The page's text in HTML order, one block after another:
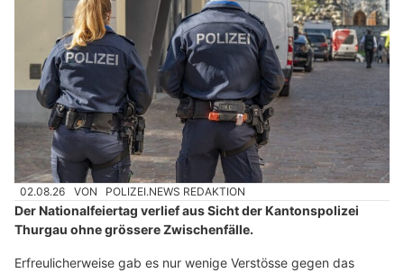
02.08.26 VON POLIZEI.NEWS REDAKTION
Der Nationalfeiertag verlief aus Sicht der Kantonspolizei
Thurgau ohne grössere Zwischenfälle.
Erfreulicherweise gab es nur wenige Verstösse gegen das